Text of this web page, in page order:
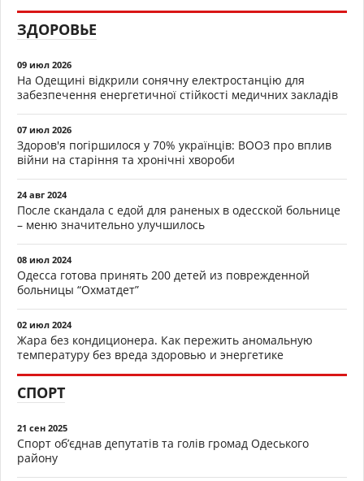
ЗДОРОВЬЕ
09 июл 2026
На Одещині відкрили сонячну електростанцію для
забезпечення енергетичної стійкості медичних закладів
07 июл 2026
Здоров'я погіршилося у 70% українців: ВООЗ про вплив
війни на старіння та хронічні хвороби
24 авг 2024
После скандала с едой для раненых в одесской больнице
– меню значительно улучшилось
08 июл 2024
Одесса готова принять 200 детей из поврежденной
больницы “Охматдет”
02 июл 2024
Жара без кондиционера. Как пережить аномальную
температуру без вреда здоровью и энергетике
СПОРТ
21 сен 2025
Спорт об’єднав депутатів та голів громад Одеського
району